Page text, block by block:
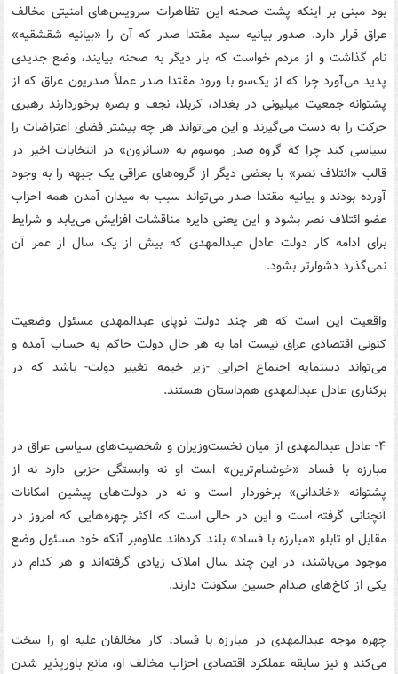
بود مبنی بر اینکه پشت صحنه این تظاهرات سرویس‌های امنیتی مخالف
عراق قرار دارد. صدور بیانیه سید مقتدا صدر که آن را «بیانیه شقشقیه»
نام گذاشت و از مردم خواست که بار دیگر به صحنه بیایند، وضع جدیدی
پدید می‌آورد چرا که از یک‌سو با ورود مقتدا صدر عملاً صدریون عراق که از
پشتوانه جمعیت میلیونی در بغداد، کربلا، نجف و بصره برخوردارند رهبری
حرکت را به دست می‌گیرند و این می‌تواند هر چه بیشتر فضای اعتراضات را
سیاسی کند چرا که گروه صدر موسوم به «سائرون» در انتخابات اخیر در
قالب «ائتلاف نصر» با بعضی دیگر از گروه‌های عراقی یک جبهه را به وجود
آورده بودند و بیانیه مقتدا صدر می‌تواند سبب به میدان آمدن همه احزاب
عضو ائتلاف نصر بشود و این یعنی دایره مناقشات افزایش می‌یابد و شرایط
برای ادامه کار دولت عادل عبدالمهدی که بیش از یک سال از عمر آن
نمی‌گذرد دشوارتر بشود.
واقعیت این است که هر چند دولت نوپای عبدالمهدی مسئول وضعیت
کنونی اقتصادی عراق نیست اما به هر حال دولت حاکم به حساب آمده و
می‌تواند دستمایه اجتماع احزابی -زیر خیمه تغییر دولت- باشد که در
برکناری عادل عبدالمهدی هم‌داستان هستند.
۴- عادل عبدالمهدی از میان نخست‌وزیران و شخصیت‌های سیاسی عراق در
مبارزه با فساد «خوشنام‌ترین» است او نه وابستگی حزبی دارد نه از
پشتوانه «خاندانی» برخوردار است و نه در دولت‌های پیشین امکانات
آنچنانی گرفته است و این در حالی است که اکثر چهره‌هایی که امروز در
مقابل او تابلو «مبارزه با فساد» بلند کرده‌اند علاوه‌بر آنکه خود مسئول وضع
موجود می‌باشند، در این چند سال املاک زیادی گرفته‌اند و هر کدام در
یکی از کاخ‌های صدام حسین سکونت دارند.
چهره موجه عبدالمهدی در مبارزه با فساد، کار مخالفان علیه او را سخت
می‌کند و نیز سابقه عملکرد اقتصادی احزاب مخالف او، مانع باورپذیر شدن